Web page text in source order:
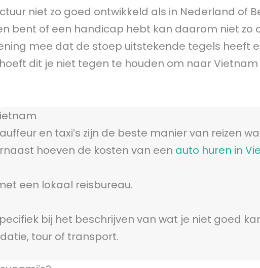
niet zo goed ontwikkeld als in Nederland of
bent of een handicap hebt kan daarom niet zo
mee dat de stoep uitstekende tegels heeft
dit je niet tegen te houden om naar
en taxi’s zijn de beste manier van reizen
hoeven de kosten van een auto huren in
een lokaal reisbureau.
bij het beschrijven van wat je niet goed
tour of transport.